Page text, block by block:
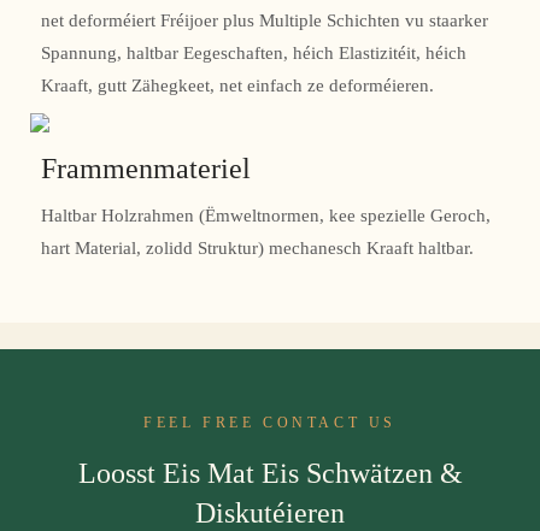
net deforméiert Fréijoer plus Multiple Schichten vu staarker
Spannung, haltbar Eegeschaften, héich Elastizitéit, héich
Kraaft, gutt Zähegkeet, net einfach ze deforméieren.
Frammenmateriel
Haltbar Holzrahmen (Ëmweltnormen, kee spezielle Geroch,
hart Material, zolidd Struktur) mechanesch Kraaft haltbar.
FEEL FREE CONTACT US
Loosst Eis Mat Eis Schwätzen &
Diskutéieren